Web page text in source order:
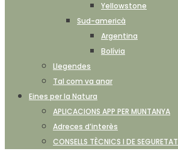
Yellowstone
Sud-americà
Argentina
Bolívia
Llegendes
Tal com va anar
Eines per la Natura
APLICACIONS APP PER MUNTANYA
Adreces d’interès
CONSELLS TÈCNICS I DE SEGURETAT